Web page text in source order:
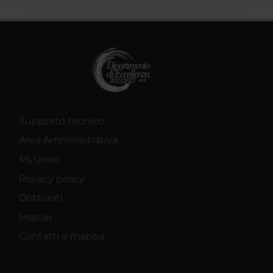
Supporto tecnico
Area Amministrativa
MyUnivr
Privacy policy
Dottorati
Master
Contatti e mappa